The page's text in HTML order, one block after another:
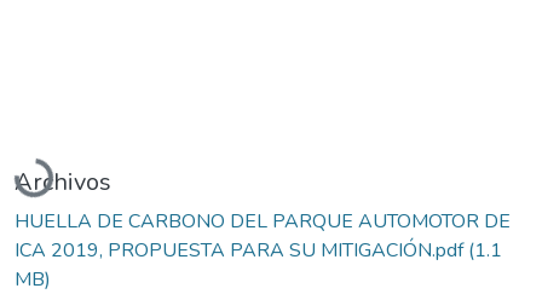
Cargando...
Archivos
HUELLA DE CARBONO DEL PARQUE AUTOMOTOR DE
ICA 2019, PROPUESTA PARA SU MITIGACIÓN.pdf(1.1
MB)